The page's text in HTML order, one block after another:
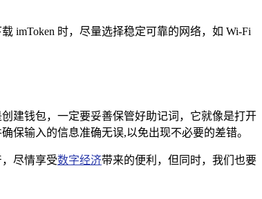
imToken 时，尽量选择稳定可靠的网络，如 Wi-Fi
建钱包，一定要妥善保管好助记词，它就像是打开
保输入的信息准确无误,以免出现不必要的差错。
尽情享受数字经济带来的便利，但同时，我们也要